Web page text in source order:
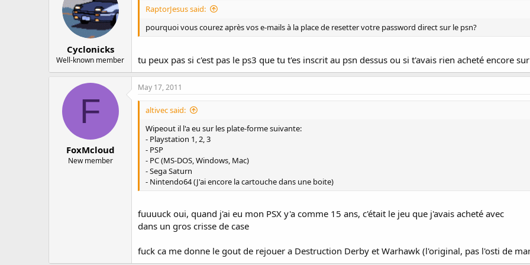
L'équipe PlayStation Network
Dead Nation*
2. For those with PSP accounts, you will also be eligible to download two PSP games from the following list:
Pursuit Force
Killzone Liberation
3. 30 days free PlayStation Plus membership for non PS Plus subscribers*
4. Existing PlayStation Plus subscribers will be given 60 days free subscription.
5. Existing Q Music Unlimited subscribers will be given 30 days free subscription.
6. In addition, we are working on a Welcome Back offer in PlayStation Home and will share that when it is
You will be able to access this content once PlayStation Store comes back online and we are doing everything
updates.
* For eligibility for the welcome back programme consumers must be an account holder on 20 April 2011.
* Specific details about these offers and eligibility requirements will be posted as the services go live.
* All existing PSN registrants have 30 days from when the welcome back programme goes live to redeem
Cyclonicks
Well-known member
RaptorJesus said:
pourquoi vous courez après vos e-mails à la place de resetter votre password direct sur le psn?
tu peux pas si c'est pas le ps3 que tu t'es inscrit au psn dessus ou si t'avais rien acheté encore
F
FoxMcloud
New member
May 17, 2011
altivec said:
Wipeout il l'a eu sur les plate-forme suivante:
- Playstation 1, 2, 3
- PSP
- PC (MS-DOS, Windows, Mac)
- Sega Saturn
- Nintendo64 (J'ai encore la cartouche dans une boite)
fuuuuck oui, quand j'ai eu mon PSX y'a comme 15 ans, c'était le jeu que j'avais acheté avec
dans un gros crisse de case
fuck ca me donne le gout de rejouer a Destruction Derby et Warhawk (l'original, pas l'osti de